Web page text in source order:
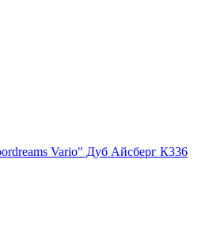
Vario" Дуб Айсберг К336